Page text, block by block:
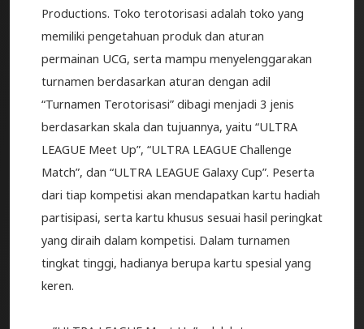
Productions. Toko terotorisasi adalah toko yang
memiliki pengetahuan produk dan aturan
permainan UCG, serta mampu menyelenggarakan
turnamen berdasarkan aturan dengan adil
“Turnamen Terotorisasi” dibagi menjadi 3 jenis
berdasarkan skala dan tujuannya, yaitu “ULTRA
LEAGUE Meet Up”, “ULTRA LEAGUE Challenge
Match”, dan “ULTRA LEAGUE Galaxy Cup”. Peserta
dari tiap kompetisi akan mendapatkan kartu hadiah
partisipasi, serta kartu khusus sesuai hasil peringkat
yang diraih dalam kompetisi. Dalam turnamen
tingkat tinggi, hadianya berupa kartu spesial yang
keren.